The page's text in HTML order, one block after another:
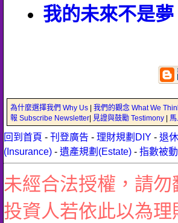
我的未來不是夢
為什麼選擇我們 Why Us 我們的觀念 What We
報 Subscribe Newsletter 見證與鼓勵 Testimony
回到首頁 - 刊登廣告 - 理財規劃DIY - 退
(Insurance) - 遺產規劃(Estate) - 指數被
未經合法授權，請
投資人若依此以為